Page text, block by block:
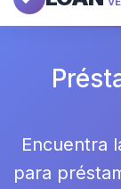
Encuentra
para